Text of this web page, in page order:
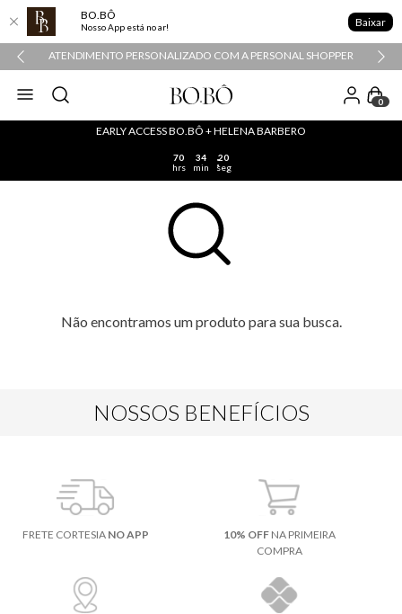
BO.BÔ
Nosso App está no ar! Baixar
ATENDIMENTO PERSONALIZADO COM A PERSONAL SHOPPER
0
EARLY ACCESS BO.BÔ + HELENA BARBERO
70
hrs
34
min
20
seg
Não encontramos um produto para sua busca.
NOSSOS BENEFÍCIOS
FRETE CORTESIA NO APP 10% OFFNA PRIMEIRA
COMPRA